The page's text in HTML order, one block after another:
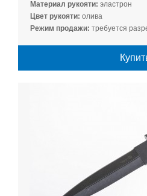
Материал рукояти: эластрон
Цвет рукояти: олива
Режим продажи: требуется